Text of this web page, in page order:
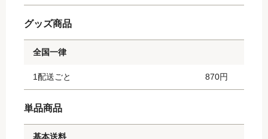
グッズ商品
全国一律
1配送ごと 870円
単品商品
基本送料